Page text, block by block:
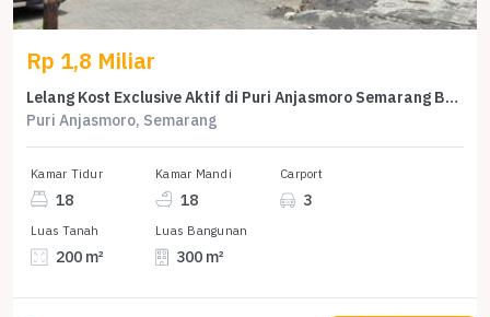
Rp 1,8 Miliar
Lelang Kost Exclusive Aktif di Puri Anjasmoro Semarang Barat
Puri Anjasmoro, Semarang
Kamar Tidur
18
Kamar Mandi
18
Carport
3
Luas Tanah
200 m²
Luas Bangunan
300 m²